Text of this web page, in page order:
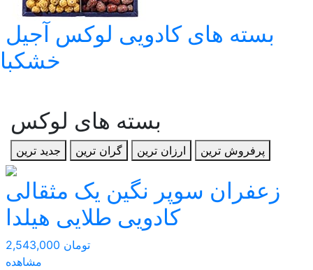
بسته های کادویی لوکس آجیل
بسته های لوکس
جدید ترین گران ترین ارزان ترین پرفروش ترین
زعفران سوپر نگین یک مثقالی
کادویی طلایی هیلدا
2,543,000 تومان
مشاهده